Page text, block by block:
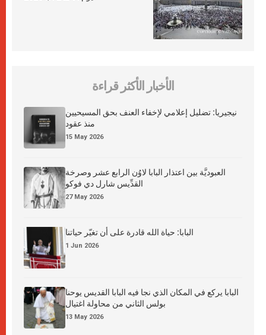
الأخبار الأكثر قراءة
نيجيريا: تضليل إعلامي لإخفاء العنف بحق المسيحيين
منذ عقود
15 May 2026
العبوديَّة بين اعتذار البابا لاوُن الرابع عشر وصرخة
القدِّيس شارل دي فوكو
27 May 2026
البابا: حياة الله قادرة على أن تغيّر حياتنا
1 Jun 2026
البابا يركع في المكان الذي نجا فيه البابا القديس يوحنا
بولس الثاني من محاولة اغتيال
13 May 2026